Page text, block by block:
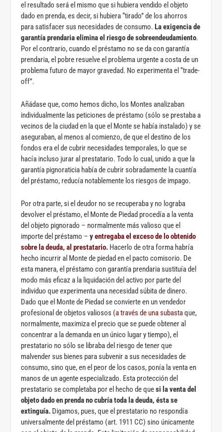
el resultado será el mismo que si hubiera vendido el objeto
dado en prenda, es decir, si hubiera “tirado” de los ahorros
para satisfacer sus necesidades de consumo.La exigencia de
garantía prendaria elimina el riesgo de sobreendeudamiento.
Por el contrario, cuando el préstamo no se da con garantía
prendaria, el pobre resuelve el problema urgente a costa de un
problema futuro de mayor gravedad. No experimenta el “trade-
off”.
Añádase que, como hemos dicho, los Montes analizaban
individualmente las peticiones de préstamo (sólo se prestaba a
vecinos de la ciudad en la que el Monte se había instalado) y se
aseguraban, al menos al comienzo, de que el destino de los
fondos era el de cubrir necesidades temporales, lo que se
hacía incluso jurar al prestatario. Todo lo cual, unido a que la
garantía pignoraticia había de cubrir sobradamente la cuantía
del préstamo, reducía notablemente los riesgos de impago.
Por otra parte, si el deudor no se recuperaba y no lograba
devolver el préstamo, el Monte de Piedad procedía a la venta
del objeto pignorado – normalmente más valioso que el
importe del préstamo –yentregaba el exceso de lo obtenido
sobre la deuda, al prestatario. Hacerlo de otra forma habría
hecho incurrir al Monte de piedad en el pacto comisorio. De
esta manera, el préstamo con garantía prendaria sustituía del
modo más eficaz a la liquidación del activo por parte del
individuo que experimenta una necesidad súbita de dinero.
Dado que el Monte de Piedad se convierte en un vendedor
profesional de objetos valiosos (a través de una subastaque,
normalmente, maximiza el precio que se puede obtener al
concentrar a la demanda en un único lugar y tiempo), el
prestatario no sólo se libraba del riesgo de tener que
malvender sus bienes para subvenir a sus necesidades de
consumo, sino que, en el peor de los casos, ponía la venta en
manos de un agente especializado. Esta protección del
prestatario se completaba por el hecho de quesi la venta del
objeto dado en prenda no cubría toda la deuda, ésta se
extinguía. Digamos, pues, que el prestatario no respondía
universalmente del préstamo (art. 1911 CC) sino únicamente